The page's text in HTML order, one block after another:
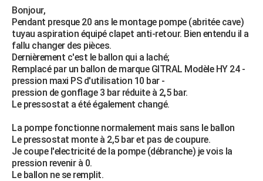
BRICOLAGE
Forum
Aménagement intérieur
Extérieur
Cuisine
Salle de bains
Jardinage
Rangement
WEEK-END
Guides de France
Escapades
Patrimoine
Expositions
Musées
Week-end nature
+LIFESTYLE
Art de vivre
Bien-être
Loisirs
Mode
Modes de vie
SANTE
Alimentation
Guide de la santé
Maladies
Médicaments
Sommeil
VOYAGE
Destinations
City break
Voyage nature
Voyage de noces
Forum
Climat
+PHOTO
GUIDES D'ACHAT
BONS PLANS
Bonjour,
Pendant presque 20 ans le montage pompe (abritée cave)
tuyau aspiration équipé clapet anti-retour. Bien entendu il a
fallu changer des pièces.
Dernièrement c'est le ballon qui a laché;
Remplacé par un ballon de marque GITRAL Modèle HY 24 -
pression maxi PS d'utilisation 10 bar -
pression de gonflage 3 bar réduite à 2,5 bar.
Le pressostat a été également changé.
La pompe fonctionne normalement mais sans le ballon
Le pressostat monte à 2,5 bar et pas de coupure.
Je coupe l'electricité de la pompe (débranche) je vois la
pression revenir à 0.
Le ballon ne se remplit.